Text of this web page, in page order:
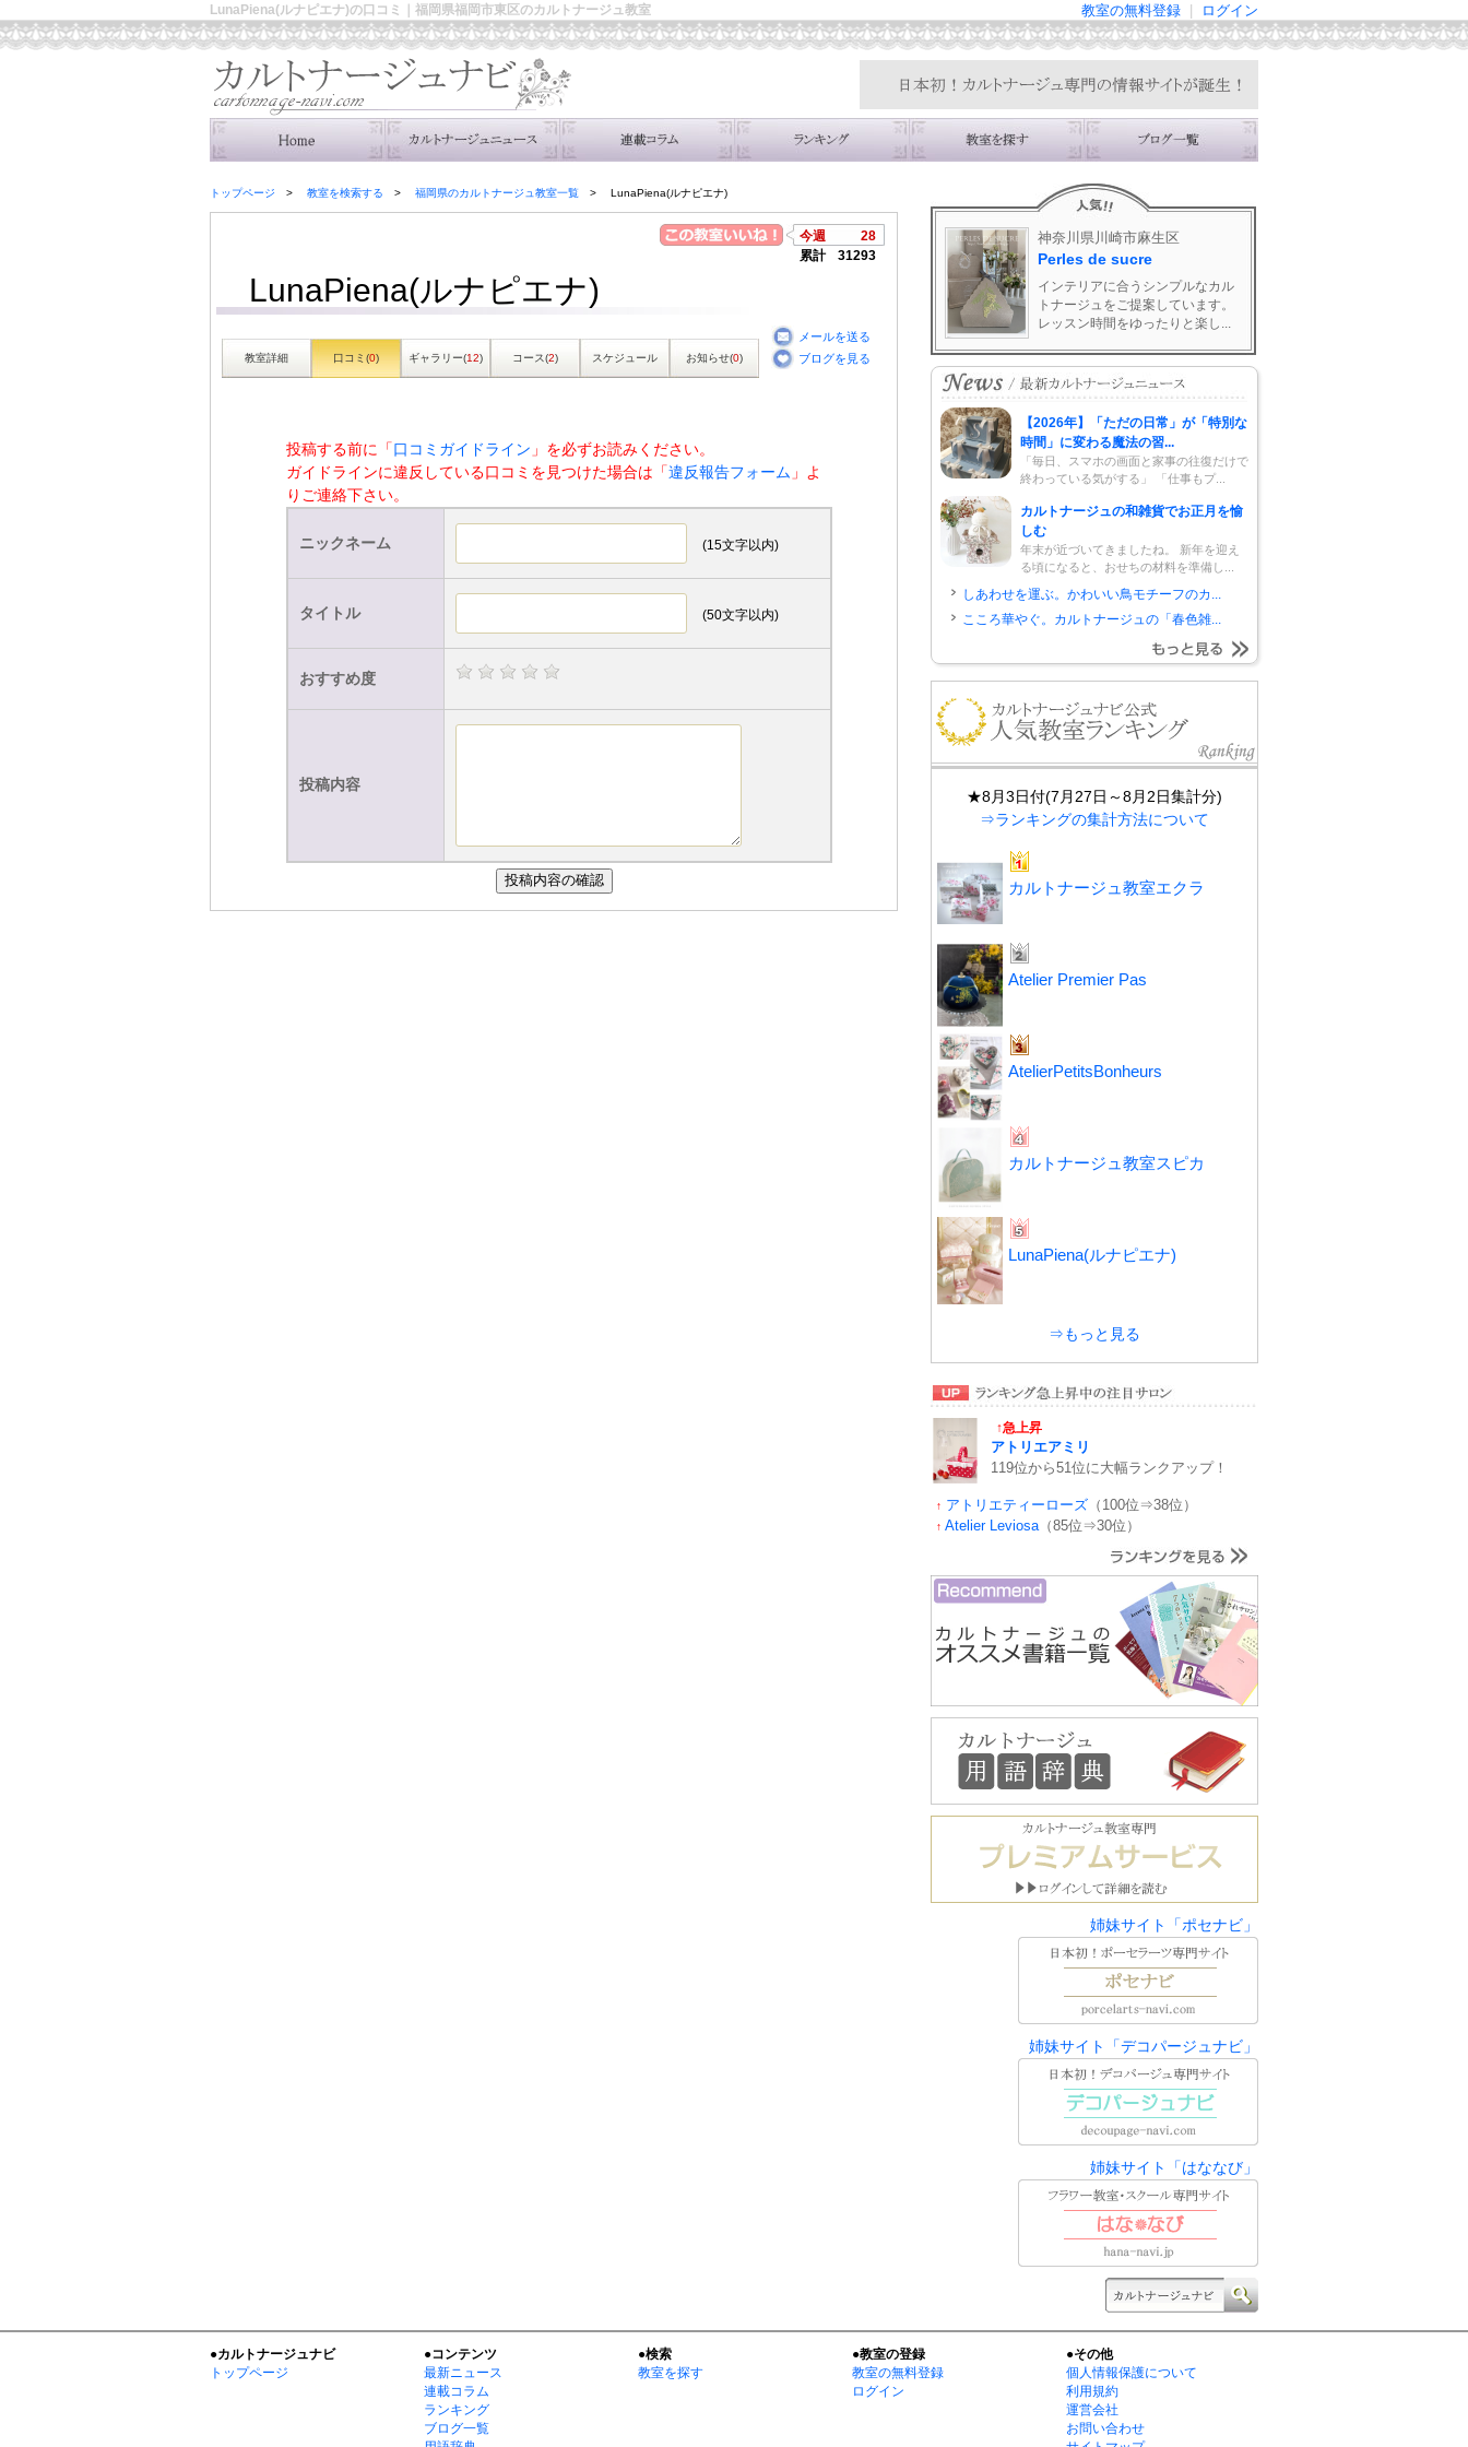
LunaPiena(ルナピエナ)の口コミ｜福岡県福岡市東区のカルトナージュ教室 ログイン
教室の無料登録
トップページ 教室を検索する 福岡県のカルトナージュ教室一覧 LunaPiena(ルナピエナ)
今週
28
累計
31293
LunaPiena(ルナピエナ)
教室詳細 口コミ(0) ギャラリー(12) コース(2) スケジュール お知らせ(0)
メールを送る
ブログを見る
投稿する前に「口コミガイドライン 」を必ずお読みください。
ガイドラインに違反している口コミを見つけた場合は「違反報告フォーム 」よ
りご連絡下さい。
ニックネーム (15文字以内)
タイトル (50文字以内)
おすすめ度
投稿内容
神奈川県川崎市麻生区
Perles de sucre
インテリアに合うシンプルなカル
トナージュをご提案しています。
レッスン時間をゆったりと楽し...
【2026年】「ただの日常」が「特別な
時間」に変わる魔法の習...
「毎日、スマホの画面と家事の往復だけで
終わっている気がする」 「仕事もプ...
カルトナージュの和雑貨でお正月を愉
しむ
年末が近づいてきましたね。 新年を迎え
る頃になると、おせちの材料を準備し...
しあわせを運ぶ。かわいい鳥モチーフのカ...
こころ華やぐ。カルトナージュの「春色雑...
★8月3日付(7月27日～8月2日集計分)
⇒ランキングの集計方法について
カルトナージュ教室エクラ
Atelier Premier Pas
AtelierPetitsBonheurs
カルトナージュ教室スピカ
LunaPiena(ルナピエナ)
⇒もっと見る
↑急上昇
アトリエアミリ
119位から51位に大幅ランクアップ！
↑ アトリエティーローズ （100位⇒38位）
↑ Atelier Leviosa（85位⇒30位）
姉妹サイト「ポセナビ」
姉妹サイト「デコパージュナビ」
姉妹サイト「はななび」
●カルトナージュナビ
トップページ
●コンテンツ
最新ニュース
連載コラム
ランキング
ブログ一覧
●検索
教室を探す
●教室の登録
教室の無料登録
ログイン
●その他
個人情報保護について
利用規約
運営会社
お問い合わせ